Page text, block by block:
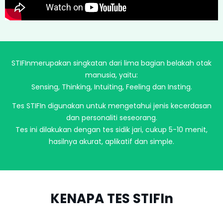
STIFInmerupakan singkatan dari lima bagian belakah otak
manusia, yaitu:
Sensing, Thinking, Intuiting, Feeling dan Insting.
Tes STIFIn digunakan untuk mengetahui jenis kecerdasan
dan personaliti seseorang.
Tes ini dilakukan dengan tes sidik jari, cukup 5-10 menit,
hasilnya akurat, aplikatif dan simple.
KENAPA TES STIFIn